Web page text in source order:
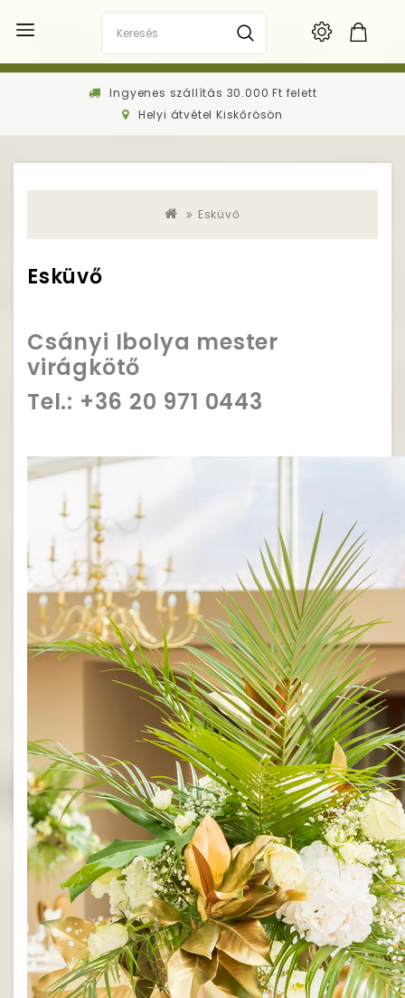
Ingyenes szállítás 30.000 Ft felett
Helyi átvétel Kiskőrösön
Esküvő
Esküvő
Csányi Ibolya mester
virágkötő
Tel.: +36 20 971 0443